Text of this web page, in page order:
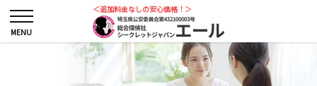
＜追加料金なしの安心価格！＞